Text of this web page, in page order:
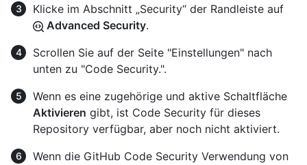
Klicke im Abschnitt „Security“ der Randleiste auf
Advanced Security.
Scrollen Sie auf der Seite "Einstellungen" nach
unten zu "Code Security.".
Wenn es eine zugehörige und aktive Schaltfläche
Aktivieren gibt, ist Code Security für dieses
Repository verfügbar, aber noch nicht aktiviert.
Wenn die GitHub Code Security Verwendung von